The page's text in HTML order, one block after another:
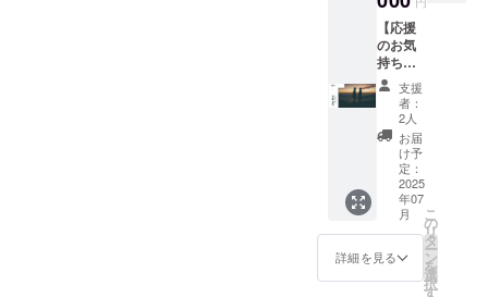
・注意
事項：
備考欄
に掲載
を希望
される
お名前
(ニック
ネーム
OK)を
ご記入
くださ
い ※ロ
ナーな
どの画
本お任
せとな
ります
が、旅
中にご
希望の
デザイ
ン(写真
素材と
して公
開した
もの)が
あれば
備考欄
にてご
お名前
やロゴ
をワッ
ペンで
掲載し
ます。
山頂で
撮影す
る動画
や写真
に、ほ
ぼ必ず
登場す
る特別
なスポ
【応援
のお気
持ち】
この挑
戦を
「がん
ば
れ！」
と応援
してい
ただけ
る方の
ため
の、お
気持ち
支援
支援
者：
2人
お届
け予
定：
2025
年07
月
詳細を見る
こ
の
リ
タ
ー
ン
を
選
択
す